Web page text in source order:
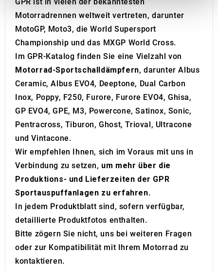
provide social media features and to analyse our traffic.
We also share information about your use of our site with
our social media, advertising and analytics partners who
may combine it with other information that you’ve
provided to them or that they’ve collected from your use
Motorradrennen weltweit vertreten, darunter
MotoGP, Moto3, die World Supersport
Championship und das MXGP World Cross.
Im GPR-Katalog finden Sie eine Vielzahl von
Motorrad-Sportschalldämpfern, darunter Albus
Ceramic, Albus EVO4, Deeptone, Dual Carbon
Inox, Poppy, F250, Furore, Furore EVO4, Ghisa,
GP EVO4, GPE, M3, Powercone, Satinox, Sonic,
Pentracross, Tiburon, Ghost, Trioval, Ultracone
und Vintacone.
Wir empfehlen Ihnen, sich im Voraus mit uns in
Verbindung zu setzen, um mehr über die
Produktions- und Lieferzeiten der GPR
Sportauspuffanlagen zu erfahren.
In jedem Produktblatt sind, sofern verfügbar,
detaillierte Produktfotos enthalten.
Bitte zögern Sie nicht, uns bei weiteren Fragen
oder zur Kompatibilität mit Ihrem Motorrad zu
kontaktieren.